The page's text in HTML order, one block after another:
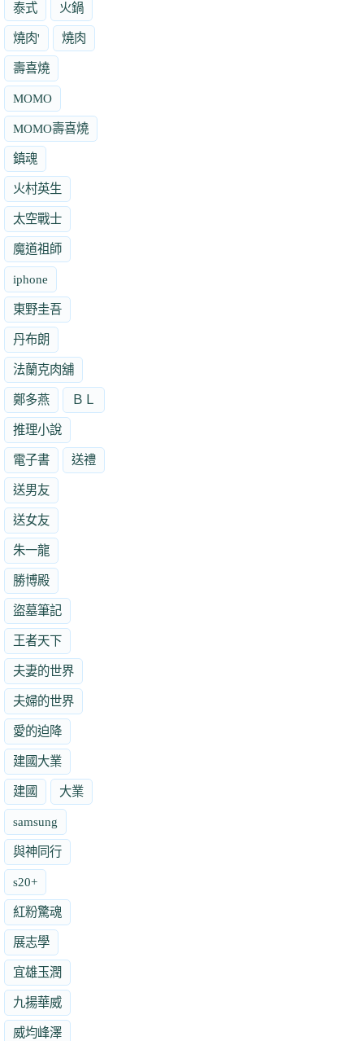
泰式 火鍋
燒肉' 燒肉
壽喜燒
MOMO
MOMO壽喜燒
鎮魂
火村英生
太空戰士
魔道祖師
iphone
東野圭吾
丹布朗
法蘭克肉舖
鄭多燕 ＢＬ
推理小說
電子書 送禮
送男友
送女友
朱一龍
勝博殿
盜墓筆記
王者天下
夫妻的世界
夫婦的世界
愛的迫降
建國大業
建國 大業
samsung
與神同行
s20+
紅粉驚魂
展志學
宜雄玉潤
九揚華威
威均峰澤